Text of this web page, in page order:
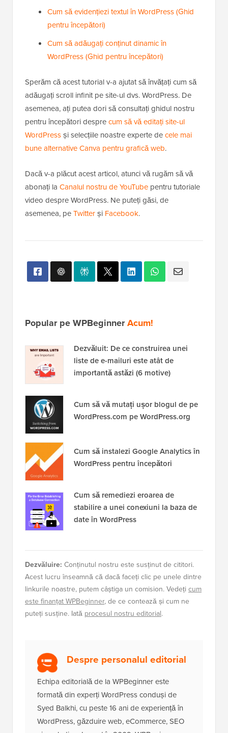
Cum să evidențiezi textul în WordPress (Ghid
pentru începători)
Cum să adăugați conținut dinamic în
WordPress (Ghid pentru începători)
Sperăm că acest tutorial v-a ajutat să învățați cum să
adăugați scroll infinit pe site-ul dvs. WordPress. De
asemenea, ați putea dori să consultați ghidul nostru
pentru începători desprecum să vă editați site-ul
WordPressși selecțiile noastre experte decele mai
bune alternative Canva pentru grafică web.
Dacă v-a plăcut acest articol, atunci vă rugăm să vă
abonați la Canalul nostru de YouTube pentru tutoriale
video despre WordPress. Ne puteți găsi, de
asemenea, peTwitterși Facebook.
Popular pe WPBeginnerAcum!
Dezvăluit: De ce construirea unei
liste de e-mailuri este atât de
importantă astăzi (6 motive)
Cum să vă mutați ușor blogul de pe
WordPress.com pe WordPress.org
Cum să instalezi Google Analytics în
WordPress pentru începători
Cum să remediezi eroarea de
stabilire a unei conexiuni la baza de
date în WordPress
Dezvăluire: Conținutul nostru este susținut de cititori.
Acest lucru înseamnă că dacă faceți clic pe unele dintre
linkurile noastre, putem câștiga un comision. Vedeți cum
este finanțat WPBeginner, de ce contează și cum ne
puteți susține. Iată procesul nostru editorial.
Despre personalul editorial
Echipa editorială de la WPBeginner este
formată din experți WordPress conduși de
Syed Balkhi, cu peste 16 ani de experiență în
WordPress, găzduire web, eCommerce, SEO